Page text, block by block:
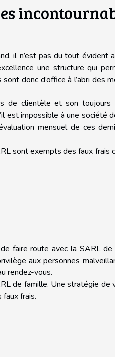
il n’est pas du tout évident
une structure qui
donc d’office à l’abri des
de clientèle et son toujours
est impossible à une société
mensuel de ces
sont exempts des faux frais
faire route avec la SARL
aux personnes
rendez-vous.
de famille. Une stratégie de
faux frais.